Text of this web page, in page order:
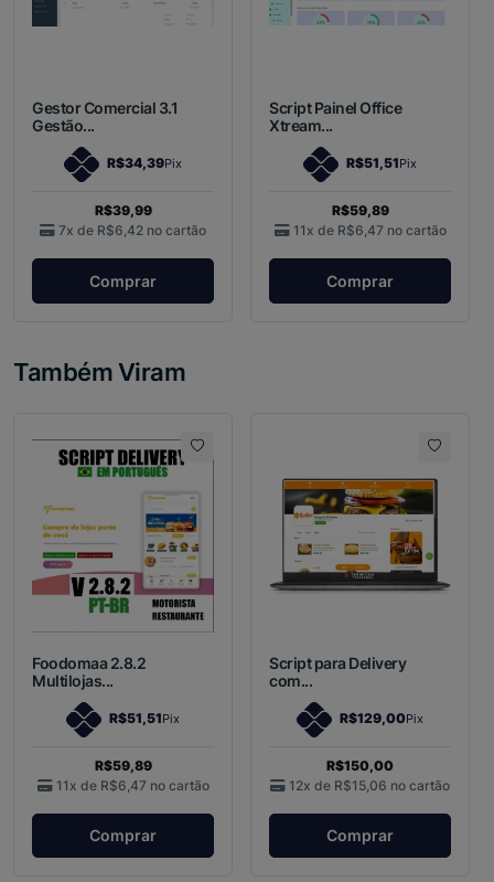
Gestor Comercial 3.1
Gestão...
R$34,39Pix
R$39,99
7x de R$6,42 no cartão
Comprar
Script Painel Office
Xtream...
R$51,51Pix
R$59,89
11x de R$6,47 no cartão
Comprar
Também Viram
Foodomaa 2.8.2
Multilojas...
R$51,51Pix
R$59,89
11x de R$6,47 no cartão
Comprar
Script para Delivery
com...
R$129,00Pix
R$150,00
12x de R$15,06 no cartão
Comprar